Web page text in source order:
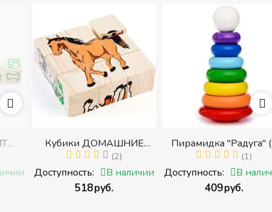
Кубики ДОМАШНИЕ
ЖИВОТНЫЕ (Томик)
(Набор кубиков
разрезных (складных))
(2)
Доступность: В наличии
руб.
Пирамидка "Радуга" (8
деталей) (Пирамидка
среднего размера)
(1)
Доступность: В наличии
руб.